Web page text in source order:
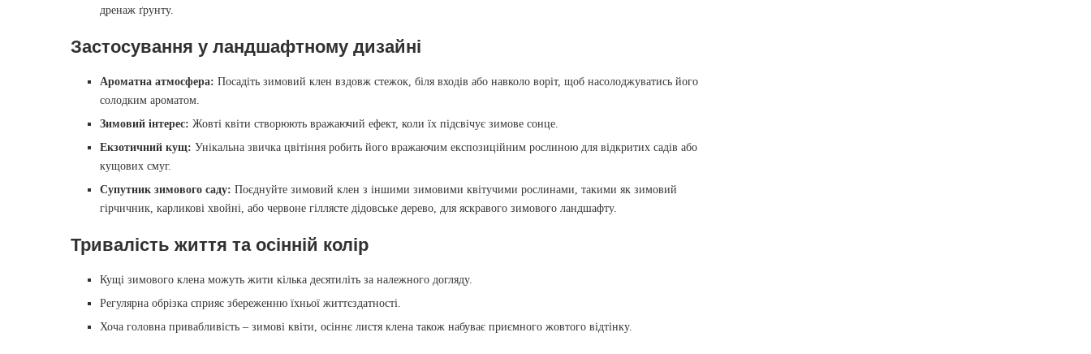
дренаж ґрунту.
Застосування у ландшафтному дизайні
Ароматна атмосфера: Посадіть зимовий клен вздовж стежок, біля входів або навколо воріт, щоб насолоджуватись його
солодким ароматом.
Зимовий інтерес: Жовті квіти створюють вражаючий ефект, коли їх підсвічує зимове сонце.
Екзотичний кущ: Унікальна звичка цвітіння робить його вражаючим експозиційним рослиною для відкритих садів або
кущових смуг.
Супутник зимового саду: Поєднуйте зимовий клен з іншими зимовими квітучими рослинами, такими як зимовий
гірчичник, карликові хвойні, або червоне гіллясте дідовське дерево, для яскравого зимового ландшафту.
Тривалість життя та осінній колір
Кущі зимового клена можуть жити кілька десятиліть за належного догляду.
Регулярна обрізка сприяє збереженню їхньої життєздатності.
Хоча головна привабливість – зимові квіти, осіннє листя клена також набуває приємного жовтого відтінку.